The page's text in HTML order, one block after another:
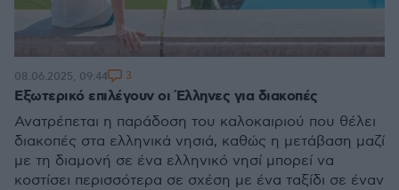
Εξωτερικό επιλέγουν οι Έλληνες για διακοπές
Ανατρέπεται η παράδοση του καλοκαιριού που θέλει
διακοπές στα ελληνικά νησιά, καθώς η μετάβαση μαζί
με τη διαμονή σε ένα ελληνικό νησί μπορεί να
κοστίσει περισσότερα σε σχέση με ένα ταξίδι σε έναν
08.06.2025, 09:44 3